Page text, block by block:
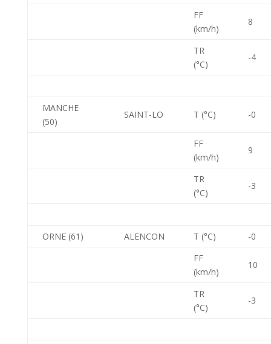
FF
(km/h)
8
TR
(°C)
-4
MANCHE
(50)
SAINT-LO T (°C) -0
FF
(km/h)
9
TR
(°C)
-3
ORNE (61) ALENCON T (°C)
-0
FF
(km/h)
10
TR
(°C)
-3